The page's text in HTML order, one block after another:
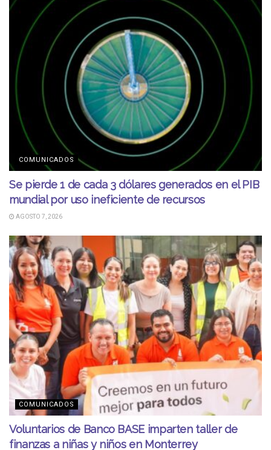
COMUNICADOS
Se pierde 1 de cada 3 dólares generados en el PIB
mundial por uso ineficiente de recursos
AGOSTO 7, 2026
COMUNICADOS
Voluntarios de Banco BASE imparten taller de
finanzas a niñas y niños en Monterrey